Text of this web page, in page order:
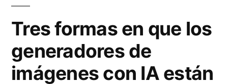
i
s
t
a
r
a
Tres formas en que los
generadores de
imágenes con IA están